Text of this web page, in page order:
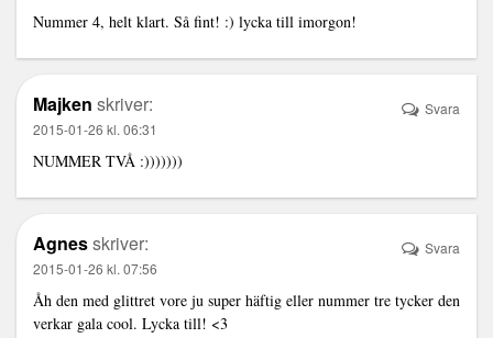
Nummer 4, helt klart. Så fint! :) lycka till imorgon!
Majken skriver:
2015-01-26 kl. 06:31
NUMMER TVÅ :)))))))
Svara
Agnesskriver:
2015-01-26 kl. 07:56
Åh den med glittret vore ju super häftig eller nummer tre tycker den
verkar gala cool. Lycka till! <3
Svara